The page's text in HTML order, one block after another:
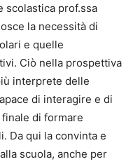
scolastica prof.ssa
la necessità di
e quelle
Ciò nella prospettiva
interprete delle
di interagire e di
di formare
Da qui la convinta e
scuola, anche per